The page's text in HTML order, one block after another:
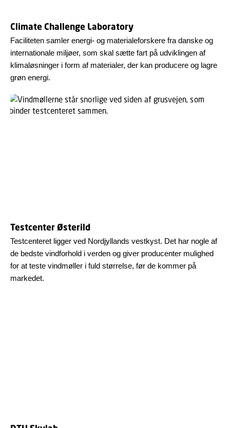
Climate Challenge Laboratory
Faciliteten samler energi- og materialeforskere fra danske og
internationale miljøer, som skal sætte fart på udviklingen af
klimaløsninger i form af materialer, der kan producere og lagre
grøn energi.
Testcenter Østerild
Testcenteret ligger ved Nordjyllands vestkyst. Det har nogle af
de bedste vindforhold i verden og giver producenter mulighed
for at teste vindmøller i fuld størrelse, før de kommer på
markedet.